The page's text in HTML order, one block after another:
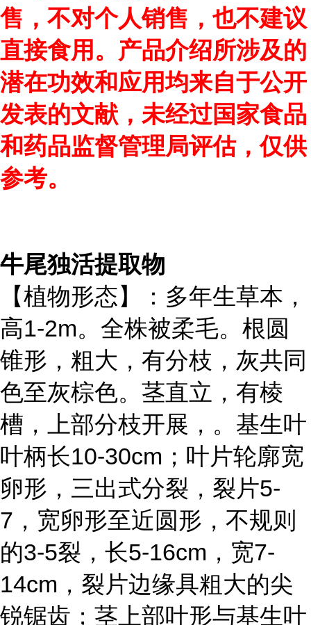
售，不对个人销售，也不建议
直接食用。产品介绍所涉及的
潜在功效和应用均来自于公开
发表的文献，未经过国家食品
和药品监督管理局评估，仅供
参考。
牛尾独活提取物
【植物形态】：多年生草本，
高1-2m。全株被柔毛。根圆
锥形，粗大，有分枝，灰共同
色至灰棕色。茎直立，有棱
槽，上部分枝开展，。基生叶
叶柄长10-30cm；叶片轮廓宽
卵形，三出式分裂，裂片5-
7，宽卵形至近圆形，不规则
的3-5裂，长5-16cm，宽7-
14cm，裂片边缘具粗大的尖
锐锯齿；茎上部叶形与基生叶